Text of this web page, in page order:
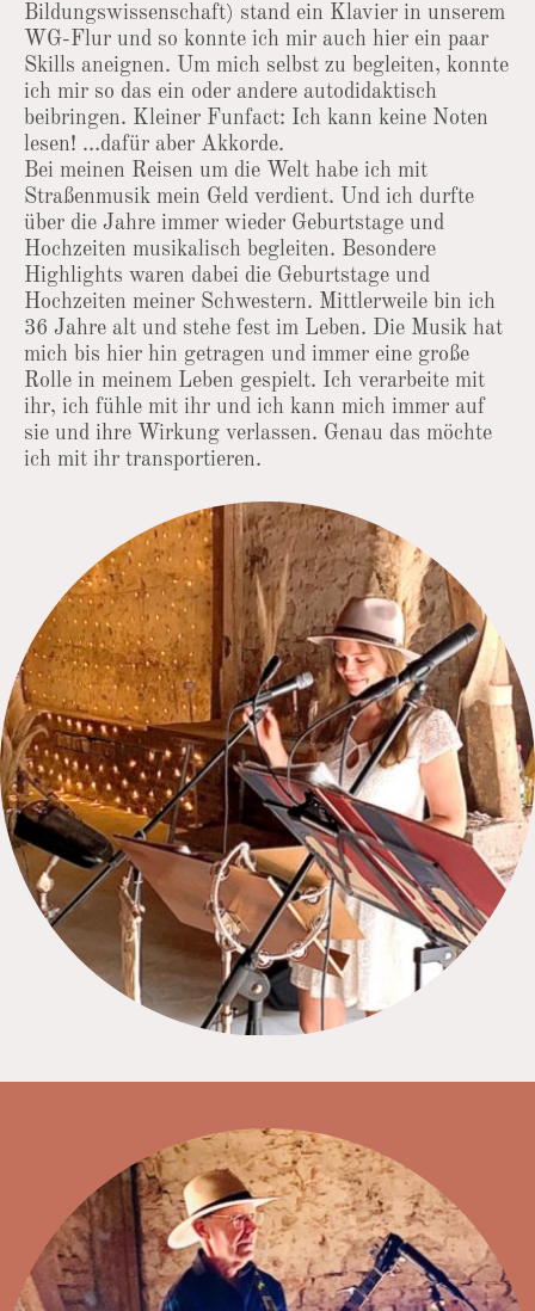
Bildungswissenschaft) stand ein Klavier in unserem
WG-Flur und so konnte ich mir auch hier ein paar
Skills aneignen. Um mich selbst zu begleiten, konnte
ich mir so das ein oder andere autodidaktisch
beibringen. Kleiner Funfact: Ich kann keine Noten
lesen! …dafür aber Akkorde.
Bei meinen Reisen um die Welt habe ich mit
Straßenmusik mein Geld verdient. Und ich durfte
über die Jahre immer wieder Geburtstage und
Hochzeiten musikalisch begleiten. Besondere
Highlights waren dabei die Geburtstage und
Hochzeiten meiner Schwestern. Mittlerweile bin ich
36 Jahre alt und stehe fest im Leben. Die Musik hat
mich bis hier hin getragen und immer eine große
Rolle in meinem Leben gespielt. Ich verarbeite mit
ihr, ich fühle mit ihr und ich kann mich immer auf
sie und ihre Wirkung verlassen. Genau das möchte
ich mit ihr transportieren.